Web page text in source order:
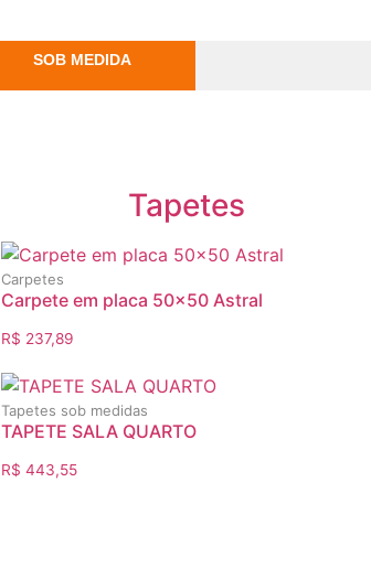
SOB MEDIDA
Tapetes
Carpetes
Carpete em placa 50×50 Astral
R$ 237,89
Tapetes sob medidas
TAPETE SALA QUARTO
R$ 443,55